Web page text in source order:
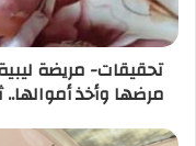
ت
ر
تحقيقات- مريضة
مرضها وأخذ أموالها..